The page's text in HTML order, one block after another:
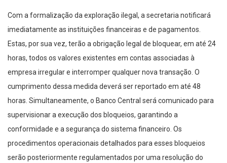
Com a formalização da exploração ilegal, a secretaria notificará
imediatamente as instituições financeiras e de pagamentos.
Estas, por sua vez, terão a obrigação legal de bloquear, em até 24
horas, todos os valores existentes em contas associadas à
empresa irregular e interromper qualquer nova transação. O
cumprimento dessa medida deverá ser reportado em até 48
horas. Simultaneamente, o Banco Central será comunicado para
supervisionar a execução dos bloqueios, garantindo a
conformidade e a segurança do sistema financeiro. Os
procedimentos operacionais detalhados para esses bloqueios
serão posteriormente regulamentados por uma resolução do